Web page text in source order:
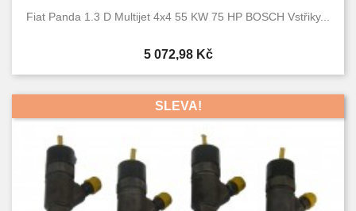
Fiat Panda 1.3 D Multijet 4x4 55 KW 75 HP BOSCH Vstřiky...
Cena
5 072,98 Kč
SLEVA!